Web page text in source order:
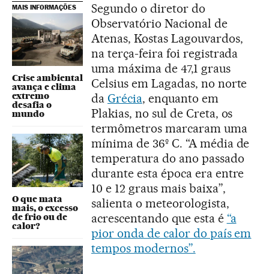
MAIS INFORMAÇÕES
Crise ambiental
avança e clima
extremo
desafia o
mundo
O que mata
mais, o excesso
de frio ou de
calor?
Segundo o diretor do
Observatório Nacional de
Atenas, Kostas Lagouvardos,
na terça-feira foi registrada
uma máxima de 47,1 graus
Celsius em Lagadas, no norte
da Grécia, enquanto em
Plakias, no sul de Creta, os
termômetros marcaram uma
mínima de 36º C. “A média de
temperatura do ano passado
durante esta época era entre
10 e 12 graus mais baixa”,
salienta o meteorologista,
acrescentando que esta é “a
pior onda de calor do país em
tempos modernos”.